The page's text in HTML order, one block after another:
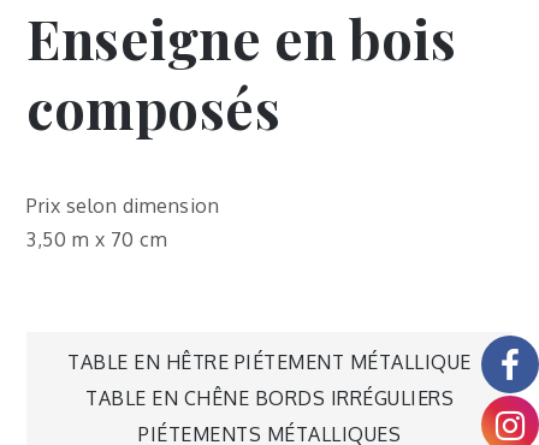
Enseigne en bois
composés
Prix selon dimension
3,50 m x 70 cm
TABLE EN HÊTRE PIÉTEMENT MÉTALLIQUE
TABLE EN CHÊNE BORDS IRRÉGULIERS
PIÉTEMENTS MÉTALLIQUES